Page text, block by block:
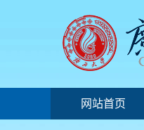
网站首页